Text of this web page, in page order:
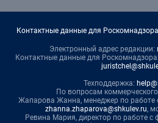
Контактные данные для
Электронный адрес редакции:
Контактные данные для
Техподдержка:
По вопросам
Жапарова Жанна, менеджер по работе
zhanna.zhaparova@shkulev.ru,
Ревина Мария, директор по работе